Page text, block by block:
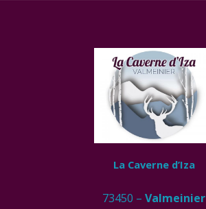
La Caverne d’Iza
73450 – Valmeinier